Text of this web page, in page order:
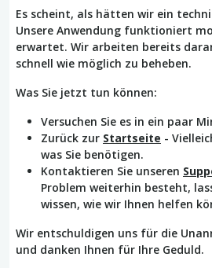
Es scheint, als hätten wir ein
Unsere Anwendung funktioniert
erwartet. Wir arbeiten bereits
schnell wie möglich zu beheben.
Was Sie jetzt tun können:
Versuchen Sie es in ein paar
Zurück zur Startseite -
was Sie benötigen.
Kontaktieren Sie unseren
Problem weiterhin besteht,
wissen, wie wir Ihnen helfen
Wir entschuldigen uns für die
und danken Ihnen für Ihre Geduld.